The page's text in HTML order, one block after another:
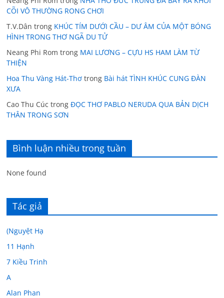
CÕI VÔ THƯỜNG RONG CHƠI
T.V.Dân trong KHÚC TÍM DƯỚI CẦU – DƯ ÂM CỦA MỘT BÓNG
HÌNH TRONG THƠ NGÃ DU TỬ
Neang Phi Rom trong MAI LƯƠNG – CỰU HS HAM LÀM TỪ
THIỆN
Hoa Thu Vàng Hát-Thơ trong Bài hát TÌNH KHÚC CUNG ĐÀN
XƯA
Cao Thu Cúc trongĐỌC THƠ PABLO NERUDA QUA BẢN DỊCH
THÂN TRONG SƠN
Bình luận nhiều trong tuần
None found
Tác giả
(Nguyệt Hạ
11 Hạnh
7 Kiều Trinh
A
Alan Phan